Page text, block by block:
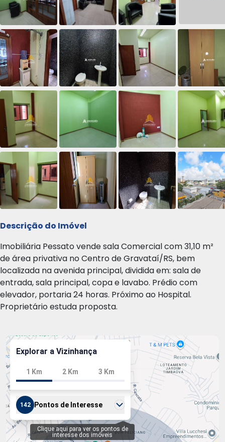
Descrição do Imóvel
Imobiliária Pessato vende sala Comercial com 31,10 m²
de área privativa no Centro de Gravataí/RS, bem
localizada na avenida principal, dividida em: sala de
entrada, sala principal, copa e lavabo. Prédio com
elevador, portaria 24 horas. Próximo ao Hospital.
Proprietário estuda proposta.